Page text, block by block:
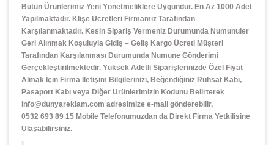
Bütün Ürünlerimiz Yeni Yönetmeliklere Uygundur. En Az 1000 Adet
Yapılmaktadır. Klişe Ücretleri Firmamız Tarafından
Karşılanmaktadır. Kesin Sipariş Vermeniz Durumunda Numunuler
Geri Alınmak Koşuluyla Gidiş – Geliş Kargo Ücreti Müşteri
Tarafından Karşılanması Durumunda Numune Gönderimi
Gerçekleştirilmektedir. Yüksek Adetli Siparişlerinizde Özel Fiyat
Almak İçin Firma İletişim Bilgilerinizi, Beğendiğiniz Ruhsat Kabı,
Pasaport Kabı veya Diğer Ürünlerimizin Kodunu Belirterek
info@dunyareklam.com adresimize e-mail gönderebilir,
0532 693 89 15 Mobile Telefonumuzdan da Direkt Firma Yetkilisine
Ulaşabilirsiniz.